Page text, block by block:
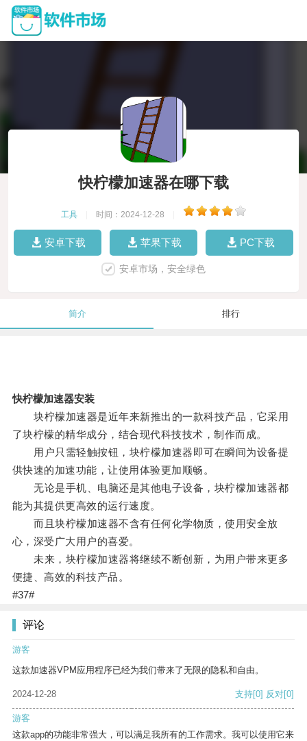
快柠檬加速器在哪下载
工具 时间：2024-12-28
安卓下载 苹果下载 PC下载
安卓市场，安全绿色
简介 排行
快柠檬加速器安装
块柠檬加速器是近年来新推出的一款科技产品，它采用
了块柠檬的精华成分，结合现代科技技术，制作而成。
用户只需轻触按钮，块柠檬加速器即可在瞬间为设备提
供快速的加速功能，让使用体验更加顺畅。
无论是手机、电脑还是其他电子设备，块柠檬加速器都
能为其提供更高效的运行速度。
而且块柠檬加速器不含有任何化学物质，使用安全放
心，深受广大用户的喜爱。
未来，块柠檬加速器将继续不断创新，为用户带来更多
便捷、高效的科技产品。
#37#
评论
游客
这款加速器VPM应用程序已经为我们带来了无限的隐私和自由。
2024-12-28 支持[0] 反对[0]
游客
这款app的功能非常强大，可以满足我所有的工作需求。我可以使用它来